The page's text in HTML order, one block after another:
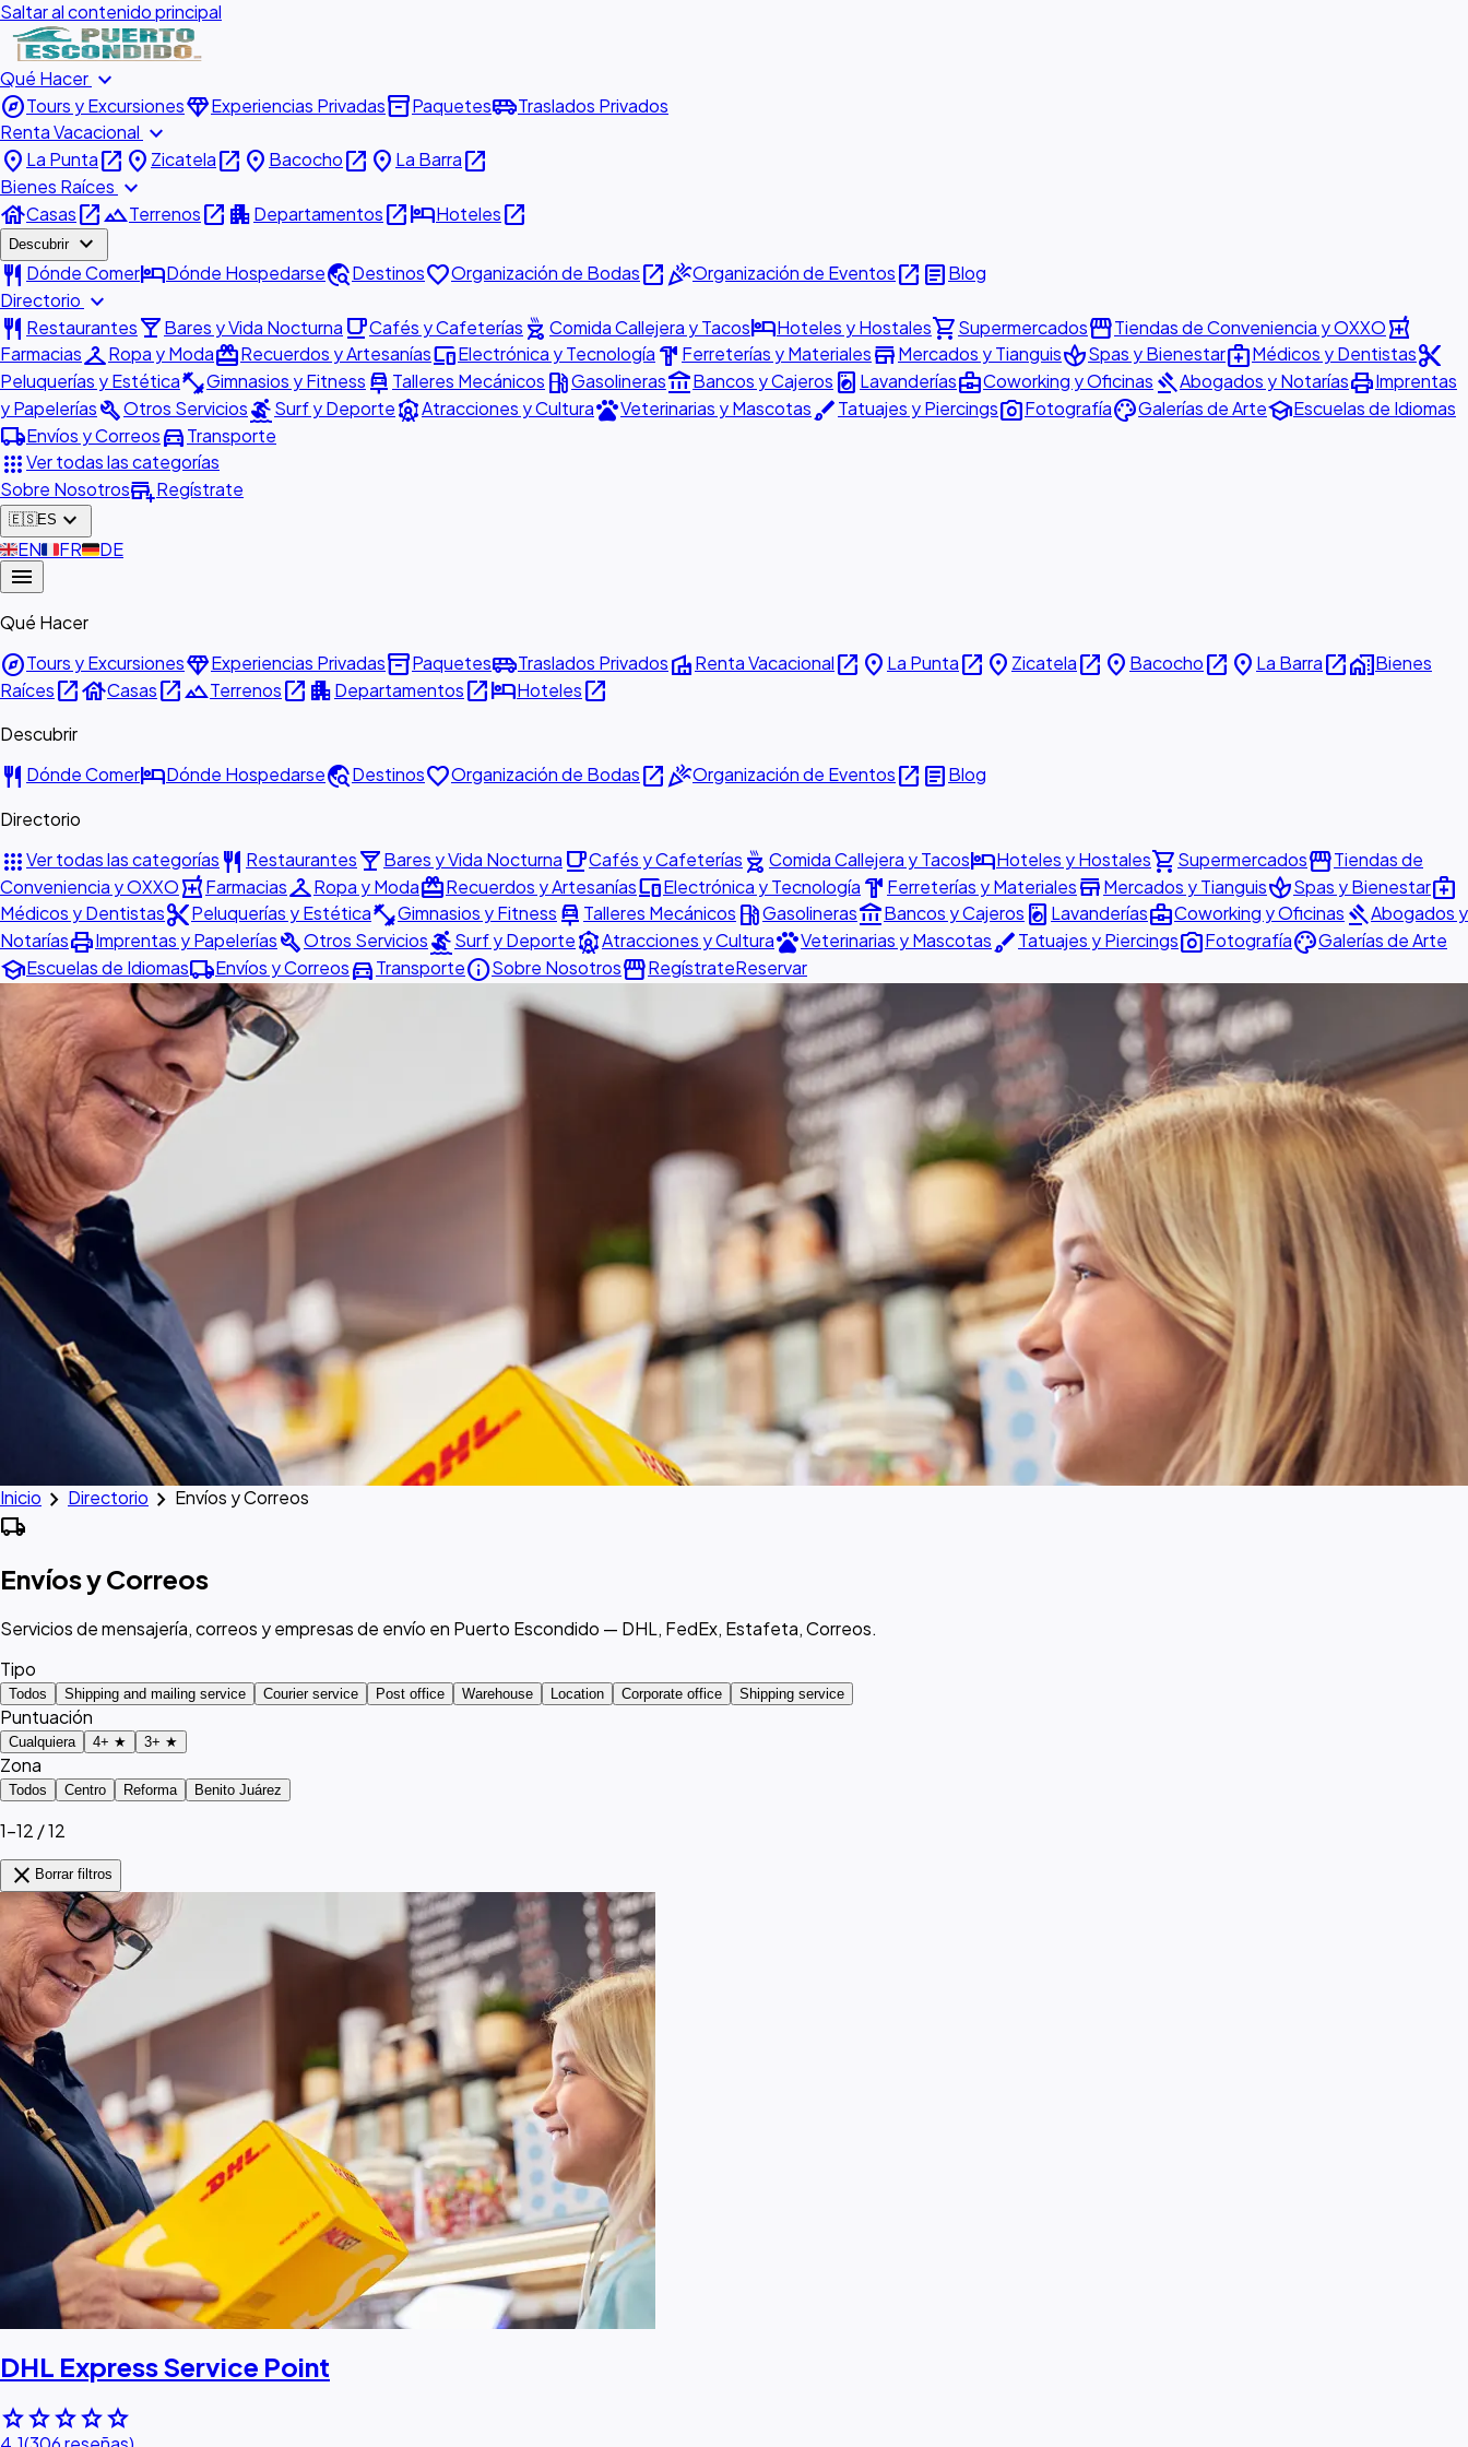
Saltar al contenido principal
Qué Hacer expand_more
exploreTours y ExcursionesdiamondExperiencias Privadasinventory_2Paquetesairport_shuttleTraslados Privados
Renta Vacacional expand_more
place La Puntaopen_in_new place Zicatelaopen_in_new place Bacochoopen_in_new place La Barraopen_in_new
Bienes Raíces expand_more
houseCasasopen_in_newlandscapeTerrenosopen_in_new apartmentDepartamentosopen_in_newhotelHotelesopen_in_new
Descubrir expand_more
restaurant Dónde ComerhotelDónde Hospedarsetravel_exploreDestinosfavoriteOrganización de Bodasopen_in_newcelebrationOrganización de Eventosopen_in_new articleBlog
Directorio expand_more
restaurant Restauranteslocal_barBares y Vida Nocturna local_cafeCafés y Cafeterías outdoor_grill Comida Callejera y TacoshotelHoteles y Hostalesshopping_cartSupermercadosstorefrontTiendas de Conveniencia y OXXOlocal_pharmacy
FarmaciascheckroomRopa y ModaredeemRecuerdos y ArtesaníasdevicesElectrónica y Tecnología hardware Ferreterías y MaterialesstoreMercados y TianguisspaSpas y Bienestarmedical_servicesMédicos y Dentistascontent_cut
Peluquerías y Estéticafitness_centerGimnasios y Fitness car_repair Talleres Mecánicos local_gas_stationGasolinerasaccount_balanceBancos y Cajeros local_laundry_service Lavanderíasbusiness_centerCoworking y Oficinas gavelAbogados y NotaríasprintImprentas
y PapeleríasbuildOtros ServiciossurfingSurf y DeporteattractionsAtracciones y CulturapetsVeterinarias y MascotasbrushTatuajes y Piercingsphoto_cameraFotografíapaletteGalerías de ArteschoolEscuelas de Idiomas
local_shippingEnvíos y Correosdirections_carTransporte
appsVer todas las categorías
Sobre Nosotrosadd_businessRegístrate
🇪🇸ES expand_more
🇬🇧EN🇫🇷FR🇩🇪DE
menu
Qué Hacer
exploreTours y ExcursionesdiamondExperiencias Privadasinventory_2Paquetesairport_shuttleTraslados PrivadosvillaRenta Vacacionalopen_in_new place La Puntaopen_in_new place Zicatelaopen_in_new place Bacochoopen_in_new place La Barraopen_in_newhome_workBienes
Raícesopen_in_newhouseCasasopen_in_newlandscapeTerrenosopen_in_new apartmentDepartamentosopen_in_newhotelHotelesopen_in_new
Descubrir
restaurant Dónde ComerhotelDónde Hospedarsetravel_exploreDestinosfavoriteOrganización de Bodasopen_in_newcelebrationOrganización de Eventosopen_in_new articleBlog
Directorio
appsVer todas las categorías restaurant Restauranteslocal_barBares y Vida Nocturna local_cafeCafés y Cafeterías outdoor_grill Comida Callejera y TacoshotelHoteles y Hostalesshopping_cartSupermercadosstorefrontTiendas de
Conveniencia y OXXOlocal_pharmacyFarmaciascheckroomRopa y ModaredeemRecuerdos y ArtesaníasdevicesElectrónica y Tecnología hardware Ferreterías y MaterialesstoreMercados y TianguisspaSpas y Bienestarmedical_services
Médicos y Dentistascontent_cutPeluquerías y Estéticafitness_centerGimnasios y Fitness car_repair Talleres Mecánicos local_gas_stationGasolinerasaccount_balanceBancos y Cajeros local_laundry_service Lavanderíasbusiness_centerCoworking y Oficinas gavelAbogados y
NotaríasprintImprentas y PapeleríasbuildOtros ServiciossurfingSurf y DeporteattractionsAtracciones y CulturapetsVeterinarias y MascotasbrushTatuajes y Piercingsphoto_cameraFotografíapaletteGalerías de Arte
schoolEscuelas de Idiomaslocal_shippingEnvíos y Correosdirections_carTransporteinfoSobre NosotrosstorefrontRegístrateReservar
Inicio chevron_right Directorio chevron_right Envíos y Correos
local_shipping
Envíos y Correos
Servicios de mensajería, correos y empresas de envío en Puerto Escondido — DHL, FedEx, Estafeta, Correos.
Tipo
Todos Shipping and mailing service Courier service Post office Warehouse Location Corporate office Shipping service
Puntuación
Cualquiera 4+ ★ 3+ ★
Zona
Todos Centro Reforma Benito Juárez
1–12 / 12
close Borrar filtros
DHL Express Service Point
starstarstarstarstar